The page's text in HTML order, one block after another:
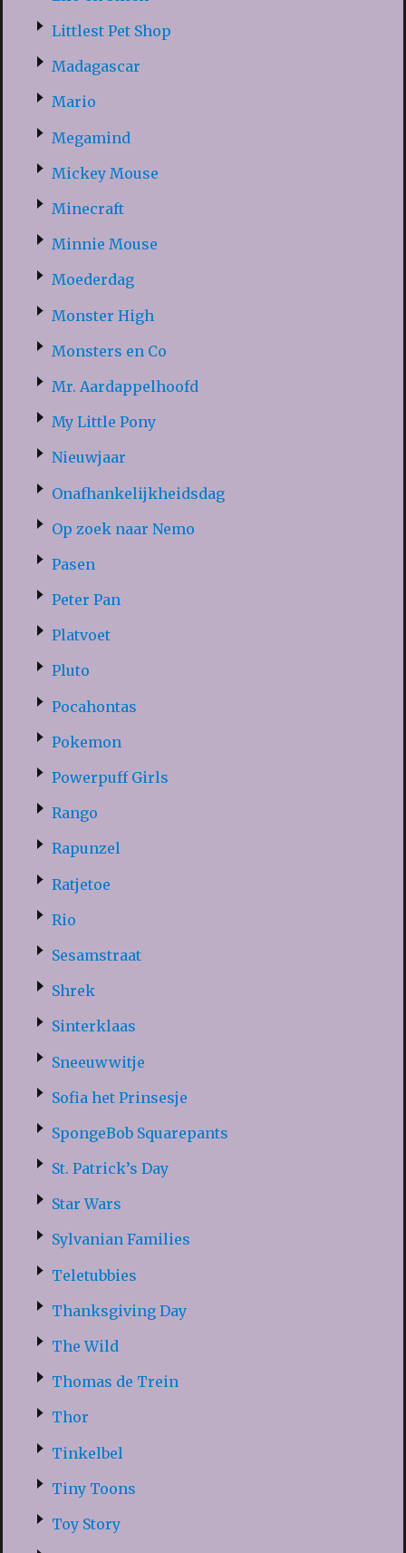
Littlest Pet Shop
Madagascar
Mario
Megamind
Mickey Mouse
Minecraft
Minnie Mouse
Moederdag
Monster High
Monsters en Co
Mr. Aardappelhoofd
My Little Pony
Nieuwjaar
Onafhankelijkheidsdag
Op zoek naar Nemo
Pasen
Peter Pan
Platvoet
Pluto
Pocahontas
Pokemon
Powerpuff Girls
Rango
Rapunzel
Ratjetoe
Rio
Sesamstraat
Shrek
Sinterklaas
Sneeuwwitje
Sofia het Prinsesje
SpongeBob Squarepants
St. Patrick’s Day
Star Wars
Sylvanian Families
Teletubbies
Thanksgiving Day
The Wild
Thomas de Trein
Thor
Tinkelbel
Tiny Toons
Toy Story